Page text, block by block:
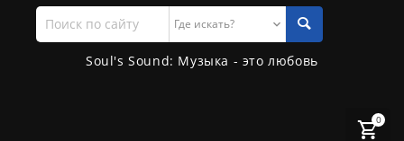
Поиск
по
сайту
Soul's Sound: Музыка - это любовь
0